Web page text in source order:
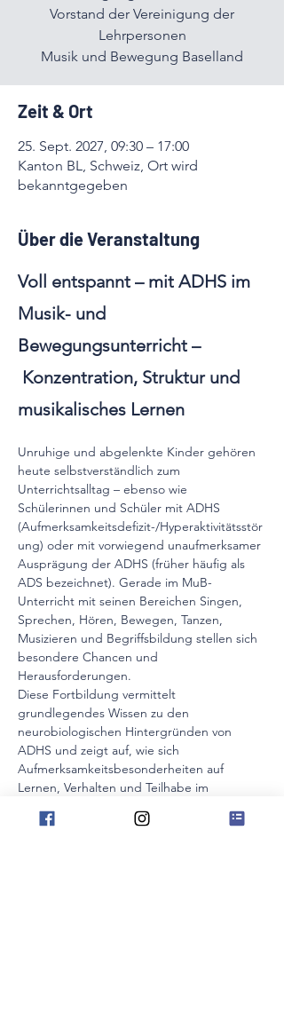
Vorstand der Vereinigung der
Lehrpersonen
Musik und Bewegung Baselland
Zeit & Ort
25. Sept. 2027, 09:30 – 17:00
Kanton BL, Schweiz, Ort wird
bekanntgegeben
Über die Veranstaltung
Voll entspannt – mit ADHS im
Musik- und
Bewegungsunterricht –
Konzentration, Struktur und
musikalisches Lernen
Unruhige und abgelenkte Kinder gehören
heute selbstverständlich zum
Unterrichtsalltag – ebenso wie
Schülerinnen und Schüler mit ADHS
(Aufmerksamkeitsdefizit-/Hyperaktivitätsstör
ung) oder mit vorwiegend unaufmerksamer
Ausprägung der ADHS (früher häufig als
ADS bezeichnet). Gerade im MuB-
Unterricht mit seinen Bereichen Singen,
Sprechen, Hören, Bewegen, Tanzen,
Musizieren und Begriffsbildung stellen sich
besondere Chancen und
Herausforderungen.
Diese Fortbildung vermittelt
grundlegendes Wissen zu den
neurobiologischen Hintergründen von
ADHS und zeigt auf, wie sich
Aufmerksamkeitsbesonderheiten auf
Lernen, Verhalten und Teilhabe im
Mittelpunkt stehen praxisnahe Methoden